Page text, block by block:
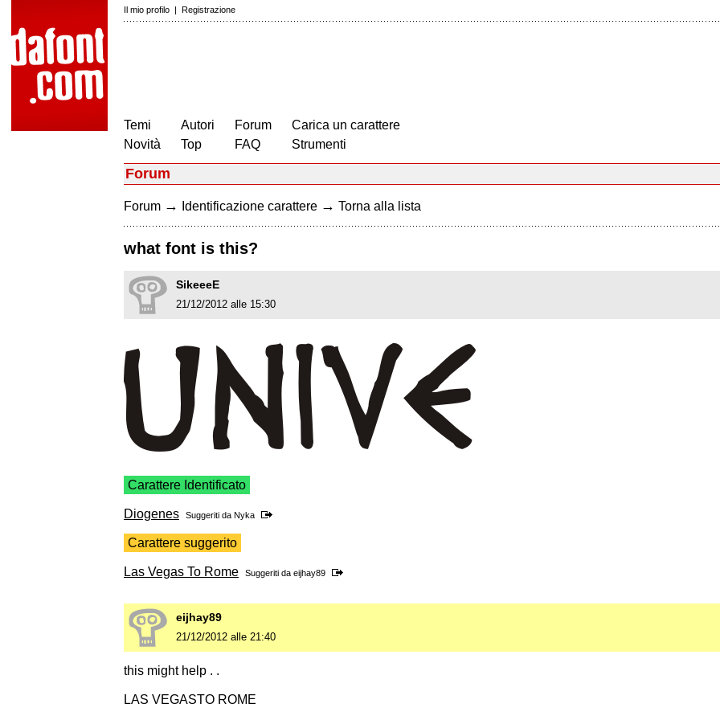
Il mio profilo | Registrazione
Temi
Novità
Autori
Top
Forum
FAQ
Carica un carattere
Strumenti
Forum
Forum → Identificazione carattere → Torna alla lista
what font is this?
SikeeeE
21/12/2012 alle 15:30
Carattere Identificato
Diogenes Suggeriti da Nyka
Carattere suggerito
Las Vegas To Rome Suggeriti da eijhay89
eijhay89
21/12/2012 alle 21:40
this might help . .
LAS VEGASTO ROME